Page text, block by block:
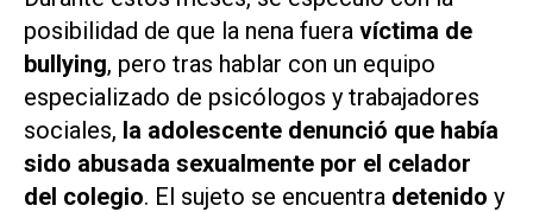
posibilidad de que la nena fuera víctima de
bullying, pero tras hablar con un equipo
especializado de psicólogos y trabajadores
sociales, la adolescente denunció que había
sido abusada sexualmente por el celador
del colegio. El sujeto se encuentra detenido y